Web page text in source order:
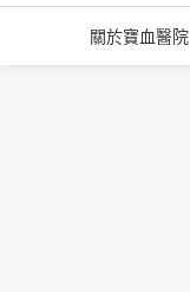
關於寶血醫院